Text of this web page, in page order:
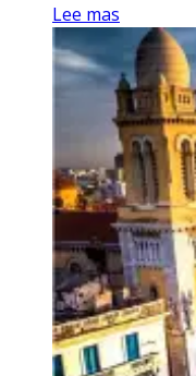
Lee mas